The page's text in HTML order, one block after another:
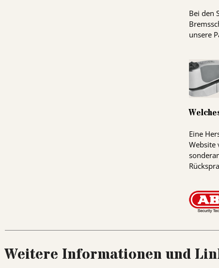
Bei den
unsere
Eine
Website
Weitere Informationen und